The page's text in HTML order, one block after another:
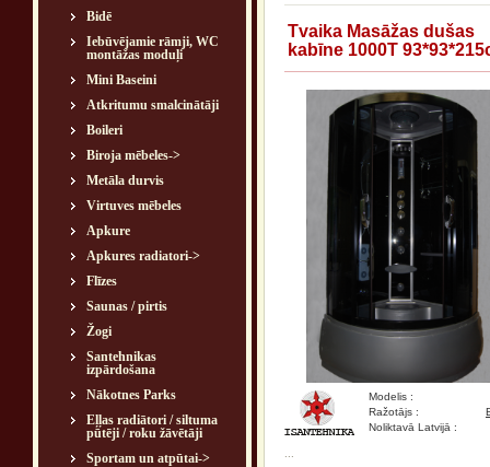
Bidē
Iebūvējamie rāmji, WC
montāžas moduļi
Mini Baseini
Atkritumu smalcinātāji
Boileri
Biroja mēbeles->
Metāla durvis
Virtuves mēbeles
Apkure
Apkures radiatori->
Flīzes
Saunas / pirtis
Žogi
Santehnikas
izpārdošana
Nākotnes Parks
Eļļas radiātori / siltuma
pūtēji / roku žāvētāji
Sportam un atpūtai->
Tvaika Masāžas dušas
kabīne 1000T
Modelis :
Ražotājs :
Noliktavā Latvijā :